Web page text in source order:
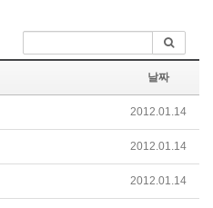
날짜
2012.01.14
2012.01.14
2012.01.14